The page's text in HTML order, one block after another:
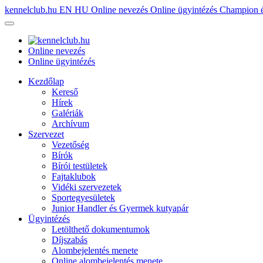
kennelclub.hu EN HU Online nevezés Online ügyintézés Champion
Online nevezés
Online ügyintézés
Kezdőlap
Kereső
Hírek
Galériák
Archívum
Szervezet
Vezetőség
Bírók
Bírói testületek
Fajtaklubok
Vidéki szervezetek
Sportegyesületek
Junior Handler és Gyermek kutyapár
Ügyintézés
Letölthető dokumentumok
Díjszabás
Alombejelentés menete
Online alombejelentés menete